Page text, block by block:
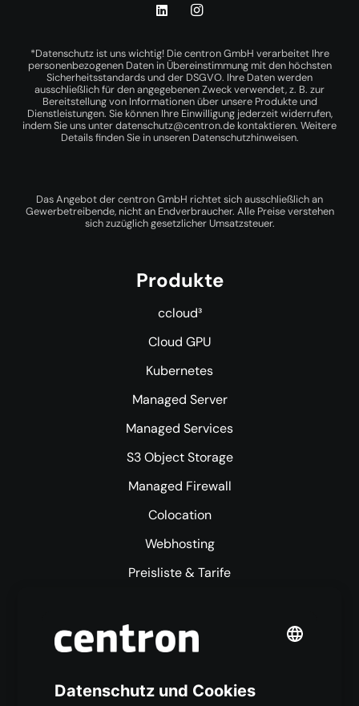
*Datenschutz ist uns wichtig! Die centron GmbH verarbeitet Ihre
personenbezogenen Daten in Übereinstimmung mit den höchsten
Sicherheitsstandards und der DSGVO. Ihre Daten werden
ausschließlich für den angegebenen Zweck verwendet, z. B. zur
Bereitstellung von Informationen über unsere Produkte und
Dienstleistungen. Sie können Ihre Einwilligung jederzeit widerrufen,
indem Sie uns unterdatenschutz@centron.de kontaktieren. Weitere
Details finden Sie in unseren Datenschutzhinweisen.
Das Angebot der centron GmbH richtet sich ausschließlich an
Gewerbetreibende, nicht an Endverbraucher. Alle Preise verstehen
sich zuzüglich gesetzlicher Umsatzsteuer.
Produkte
ccloud³
Cloud GPU
Kubernetes
Managed Server
Managed Services
S3 Object Storage
Managed Firewall
Colocation
Webhosting
Preisliste & Tarife
Mehr centron
High Availability